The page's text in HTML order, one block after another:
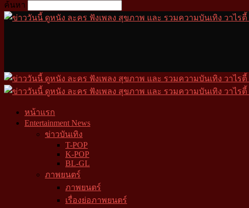
ค้นหา
หน้าแรก
Entertainment News
ข่าวบันเทิง
T-POP
K-POP
BL-GL
ภาพยนตร์
ภาพยนตร์
เรื่องย่อภาพยนตร์